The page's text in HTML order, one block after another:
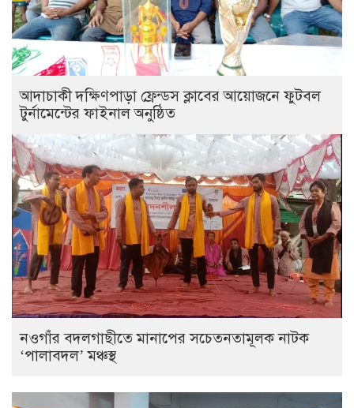
আদাচাকী দক্ষিণপাড়া ফ্রেন্ডস ক্লাবের আয়োজনে ফুটবল
টুর্নামেন্টের ফাইনাল অনুষ্ঠিত
নওগাঁর বদলগাছীতে মানাপের সচেতনতামূলক নাটক
‘পালাবদল’ মঞ্চস্থ